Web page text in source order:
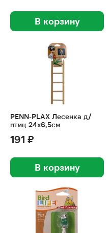
В корзину
PENN-PLAX Лесенка д/
птиц 24х6,5см
191 ₽
В корзину